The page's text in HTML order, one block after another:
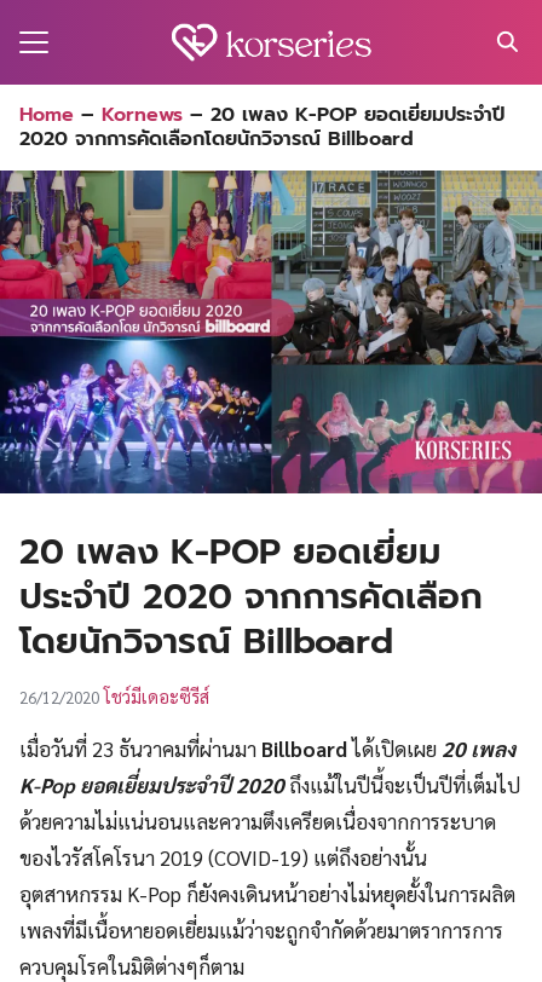
for:
Home – Kornews – 20 เพลง K-POP ยอดเยี่ยมประจำปี
2020 จากการคัดเลือกโดยนักวิจารณ์ Billboard
20 เพลง K-POP ยอดเยี่ยม
ประจำปี 2020 จากการคัดเลือก
โดยนักวิจารณ์ Billboard
26/12/2020 โชว์มีเดอะซีรีส์
เมื่อวันที่ 23 ธันวาคมที่ผ่านมา Billboardได้เปิดเผย 20 เพลง
K-Pop ยอดเยี่ยมประจำปี 2020ถึงแม้ในปีนี้จะเป็นปีที่เต็มไป
ด้วยความไม่แน่นอนและความตึงเครียดเนื่องจากการระบาด
ของไวรัสโคโรนา 2019 (COVID-19) แต่ถึงอย่างนั้น
อุตสาหกรรม K-Pop ก็ยังคงเดินหน้าอย่างไม่หยุดยั้งในการผลิต
เพลงที่มีเนื้อหายอดเยี่ยมแม้ว่าจะถูกจำกัดด้วยมาตราการการ
ควบคุมโรคในมิติต่างๆก็ตาม